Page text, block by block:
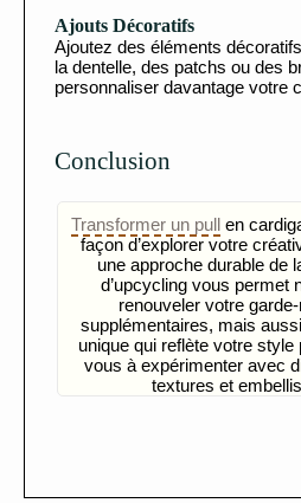
Ajouts Décoratifs
Ajoutez des éléments
la dentelle, des patchs ou des
personnaliser davantage votre
Conclusion
Transformer un pull en
façon d’explorer votre
une approche durable de
d’upcycling vous permet
renouveler votre
supplémentaires, mais
unique qui reflète votre
vous à expérimenter avec
textures et